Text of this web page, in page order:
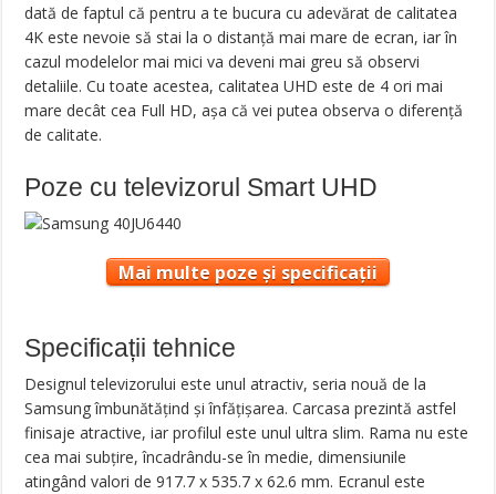
dată de faptul că pentru a te bucura cu adevărat de calitatea
4K este nevoie să stai la o distanță mai mare de ecran, iar în
cazul modelelor mai mici va deveni mai greu să observi
detaliile. Cu toate acestea, calitatea UHD este de 4 ori mai
mare decât cea Full HD, așa că vei putea observa o diferență
de calitate.
Poze cu televizorul Smart UHD
Mai multe poze și specificații
Specificații tehnice
Designul televizorului este unul atractiv, seria nouă de la
Samsung îmbunătățind și înfățișarea. Carcasa prezintă astfel
finisaje atractive, iar profilul este unul ultra slim. Rama nu este
cea mai subțire, încadrându-se în medie, dimensiunile
atingând valori de 917.7 x 535.7 x 62.6 mm. Ecranul este